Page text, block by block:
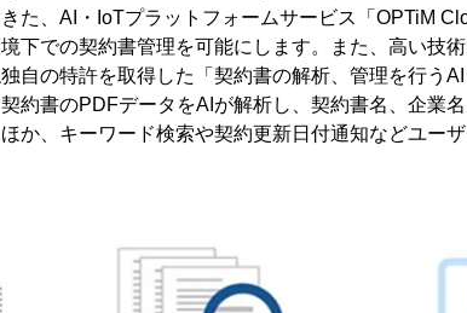
た、AI・IoTプラットフォームサービス「OPTiM
下での契約書管理を可能にします。また、高い技術
自の特許を取得した「契約書の解析、管理を行う
約書のPDFデータをAIが解析し、契約書名、企業
か、キーワード検索や契約更新日付通知などユー